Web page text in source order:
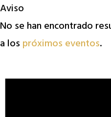
Aviso
No se han encontrado
a los próximos eventos.